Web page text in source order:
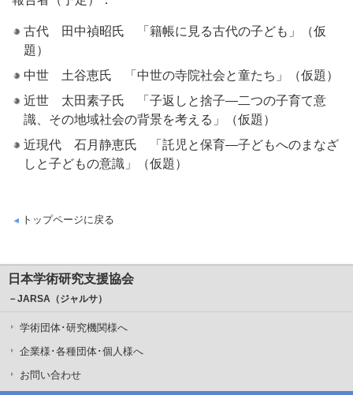
古代 田中禎昭氏 「籍帳に見る古代の子ども」（仮
題）
中世 土谷恵氏 「中世の寺院社会と童たち」（仮題）
近世 太田素子氏 「子返しと捨子―二つの子育て意
識、その地域社会の背景を考える」（仮題）
近現代 石月静恵氏 「託児と保育―子どもへのまなざ
しと子どもの意識」（仮題）
トップページに戻る
日本学術研究支援協会
－JARSA（ジャルサ）
学術団体･研究機関様へ
企業様･各種団体･個人様へ
お問い合わせ